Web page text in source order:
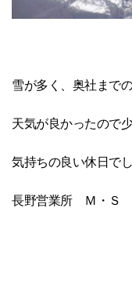
雪が多く、奥社まで
天気が良かったので
気持ちの良い休日でし
長野営業所 Ｍ・Ｓ